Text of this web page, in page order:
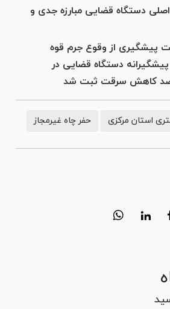
دستگاه قضایی مبارزه جدی و
پیشگیری از وقوع جرم قوه
دستگاه قضایی در
استان مرکزی حفر چاه غیرمجاز